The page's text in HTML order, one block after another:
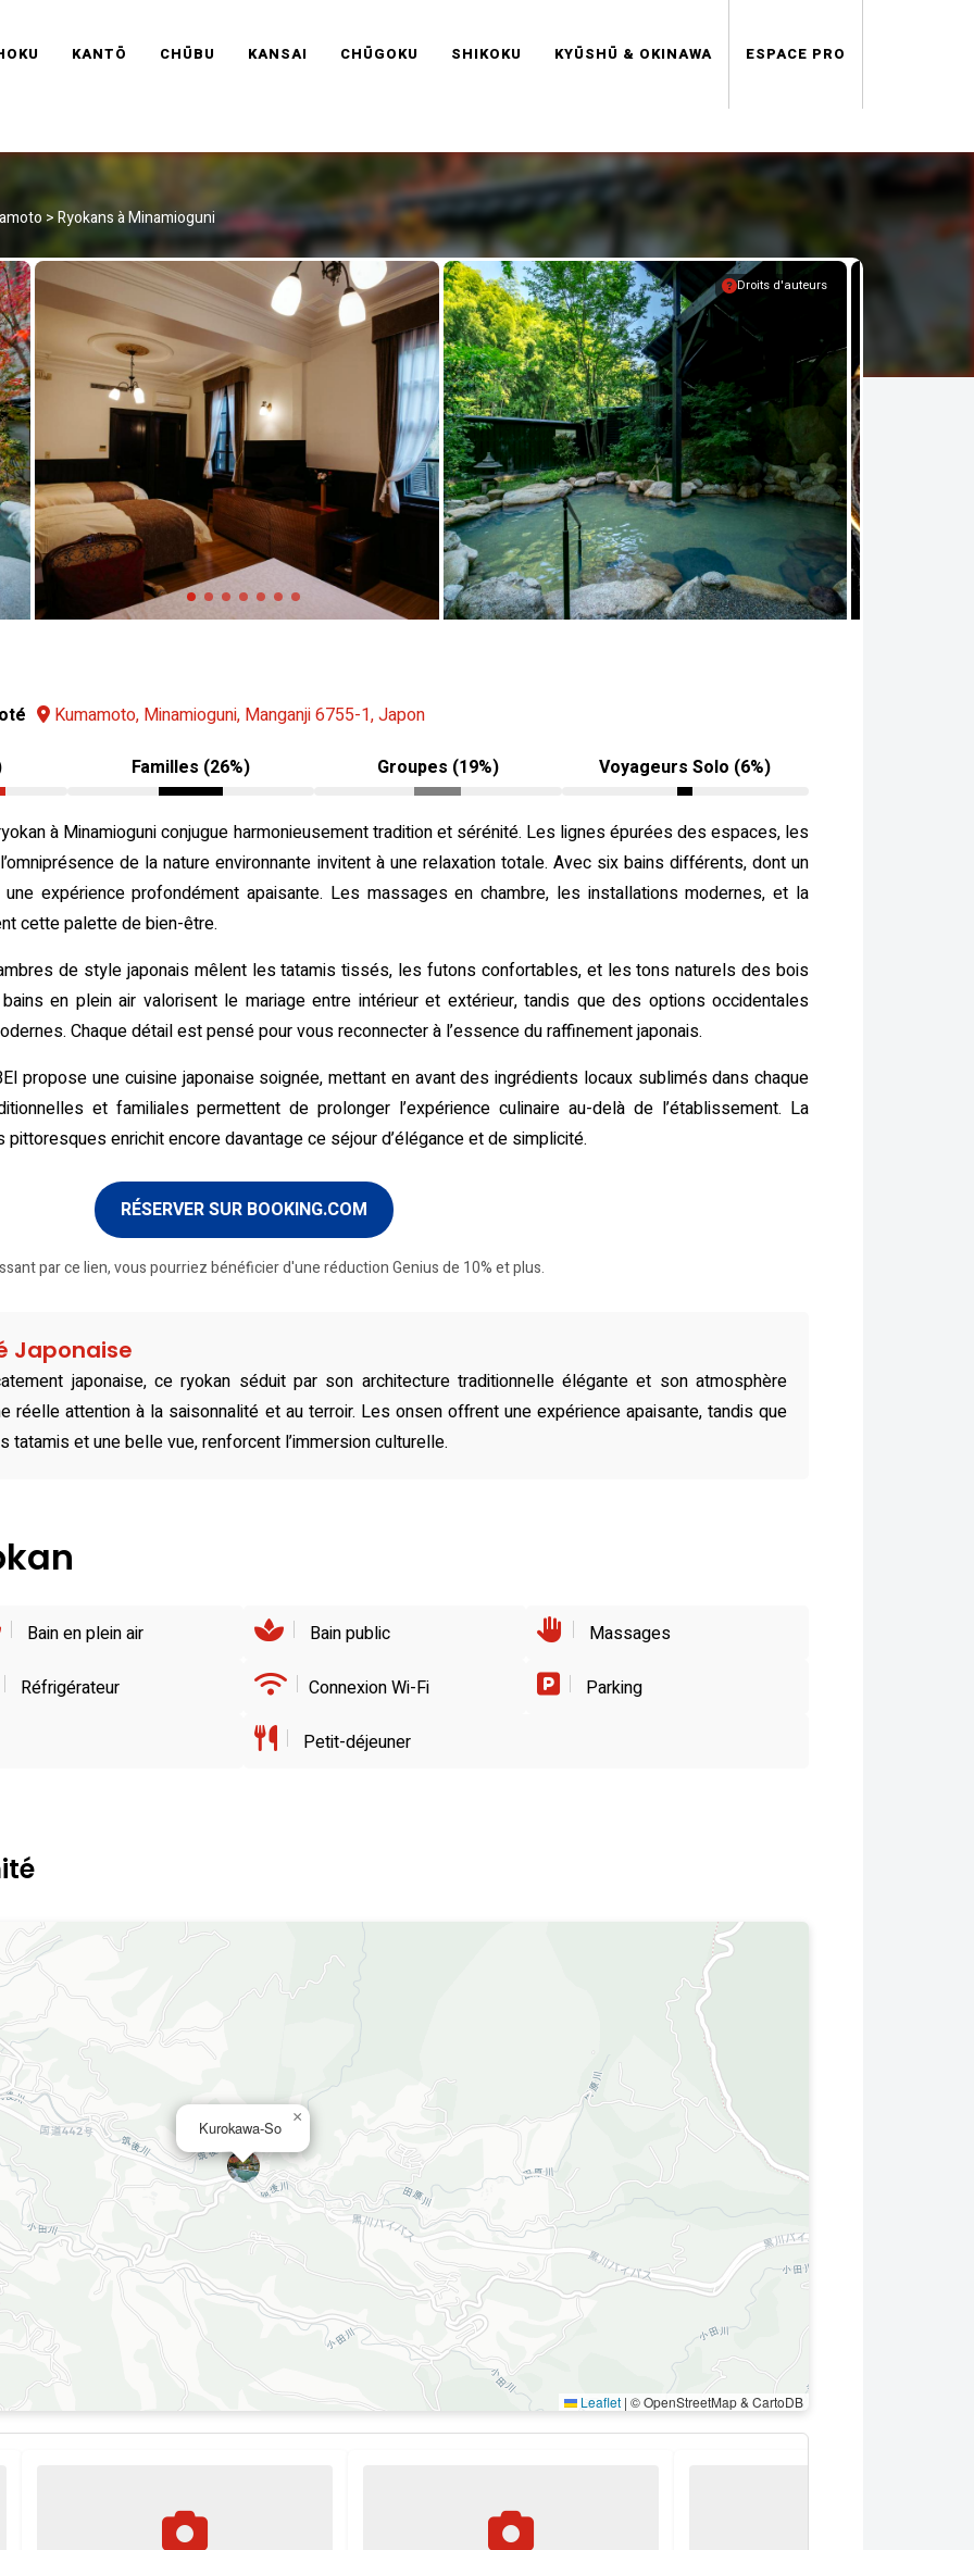
FRANCE
KANTŌ CHŪBU KANSAI CHŪGOKU SHIKOKU KYŪSHŪ & OKINAWA ESPACE PRO
>Ryokans à Minamioguni
Droits d'auteurs
Kumamoto, Minamioguni, Manganji 6755-1, Japon
Familles (26%) Groupes (19%) Voyageurs Solo (6%)
à Minamioguni conjugue harmonieusement tradition et sérénité. Les lignes épurées des espaces, les
de la nature environnante invitent à une relaxation totale. Avec six bains différents, dont un
expérience profondément apaisante. Les massages en chambre, les installations modernes, et la
cette palette de bien-être.
de style japonais mêlent les tatamis tissés, les futons confortables, et les tons naturels des bois
en plein air valorisent le mariage entre intérieur et extérieur, tandis que des options occidentales
Chaque détail est pensé pour vous reconnecter à l’essence du raffinement japonais.
propose une cuisine japonaise soignée, mettant en avant des ingrédients locaux sublimés dans chaque
et familiales permettent de prolonger l’expérience culinaire au-delà de l’établissement. La
enrichit encore davantage ce séjour d’élégance et de simplicité.
RÉSERVER SUR BOOKING.COM
par ce lien, vous pourriez bénéficier d'une réduction Genius de 10% et plus.
Japonaise
japonaise, ce ryokan séduit par son architecture traditionnelle élégante et son atmosphère
réelle attention à la saisonnalité et au terroir. Les onsen offrent une expérience apaisante, tandis que
et une belle vue, renforcent l’immersion culturelle.
Bain en plein air Bain public Massages
Réfrigérateur Connexion Wi-Fi Parking
Petit-déjeuner
Kurokawa-So
×
Leaflet | © OpenStreetMap & CartoDB